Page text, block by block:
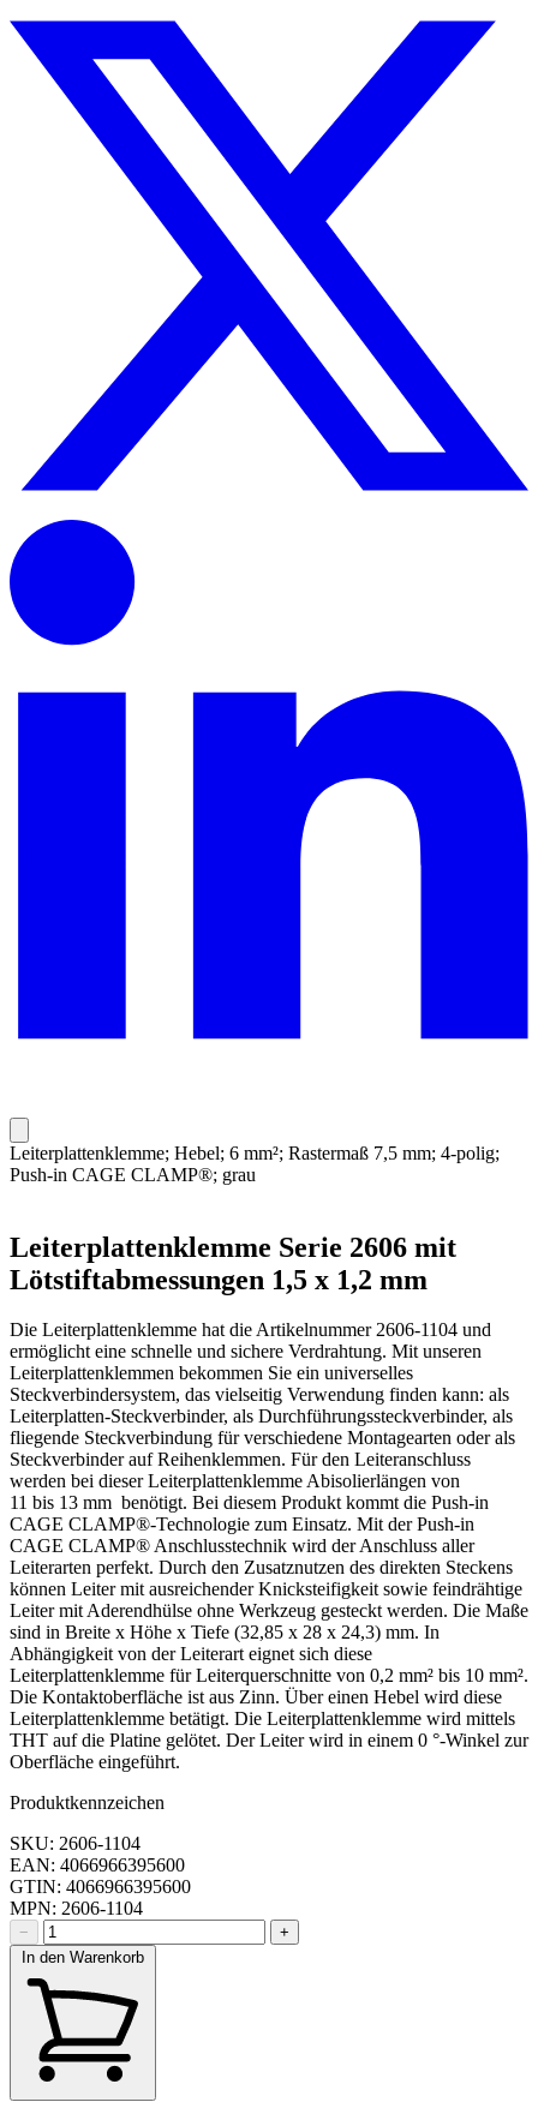
Leiterplattenklemme; Hebel; 6 mm²; Rastermaß 7,5 mm; 4-polig;
Push-in CAGE CLAMP®; grau
Leiterplattenklemme Serie 2606 mit
Lötstiftabmessungen 1,5 x 1,2 mm
Die Leiterplattenklemme hat die Artikelnummer 2606-1104 und
ermöglicht eine schnelle und sichere Verdrahtung. Mit unseren
Leiterplattenklemmen bekommen Sie ein universelles
Steckverbindersystem, das vielseitig Verwendung finden kann: als
Leiterplatten-Steckverbinder, als Durchführungssteckverbinder, als
fliegende Steckverbindung für verschiedene Montagearten oder als
Steckverbinder auf Reihenklemmen. Für den Leiteranschluss
werden bei dieser Leiterplattenklemme Abisolierlängen von
11 bis 13 mm benötigt. Bei diesem Produkt kommt die Push-in
CAGE CLAMP®-Technologie zum Einsatz. Mit der Push-in
CAGE CLAMP® Anschlusstechnik wird der Anschluss aller
Leiterarten perfekt. Durch den Zusatznutzen des direkten Steckens
können Leiter mit ausreichender Knicksteifigkeit sowie feindrähtige
Leiter mit Aderendhülse ohne Werkzeug gesteckt werden. Die Maße
sind in Breite x Höhe x Tiefe (32,85 x 28 x 24,3) mm. In
Abhängigkeit von der Leiterart eignet sich diese
Leiterplattenklemme für Leiterquerschnitte von 0,2 mm² bis 10 mm².
Die Kontaktoberfläche ist aus Zinn. Über einen Hebel wird diese
Leiterplattenklemme betätigt. Die Leiterplattenklemme wird mittels
THT auf die Platine gelötet. Der Leiter wird in einem 0 °-Winkel zur
Oberfläche eingeführt.
Produktkennzeichen
SKU: 2606-1104
EAN: 4066966395600
GTIN: 4066966395600
MPN: 2606-1104
−
+
In den Warenkorb